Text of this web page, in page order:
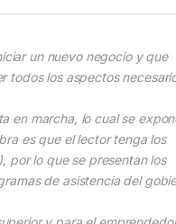
un nuevo negocio y que
todos los aspectos
en marcha, lo cual se
es que el lector tenga los
por lo que se presentan los
de asistencia del